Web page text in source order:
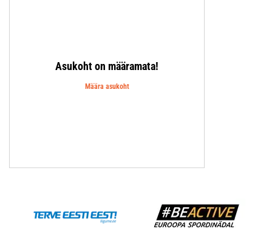
Asukoht on määramata!
Määra asukoht